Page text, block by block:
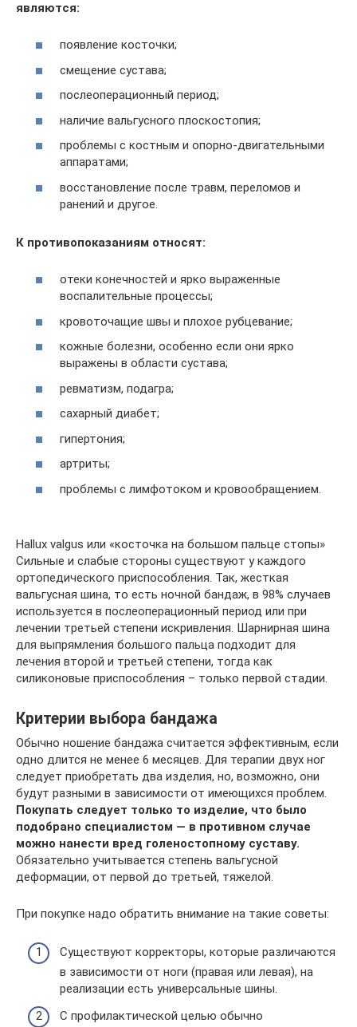
являются:
появление косточки;
смещение сустава;
послеоперационный период;
наличие вальгусного плоскостопия;
проблемы с костным и опорно-двигательными
аппаратами;
восстановление после травм, переломов и
ранений и другое.
К противопоказаниям относят:
отеки конечностей и ярко выраженные
воспалительные процессы;
кровоточащие швы и плохое рубцевание;
кожные болезни, особенно если они ярко
выражены в области сустава;
ревматизм, подагра;
сахарный диабет;
гипертония;
артриты;
проблемы с лимфотоком и кровообращением.
Hallux valgus или «косточка на большом пальце стопы»
Сильные и слабые стороны существуют у каждого
ортопедического приспособления. Так, жесткая
вальгусная шина, то есть ночной бандаж, в 98% случаев
используется в послеоперационный период или при
лечении третьей степени искривления. Шарнирная шина
для выпрямления большого пальца подходит для
лечения второй и третьей степени, тогда как
силиконовые приспособления – только первой стадии.
Критерии выбора бандажа
Обычно ношение бандажа считается эффективным, если
одно длится не менее 6 месяцев. Для терапии двух ног
следует приобретать два изделия, но, возможно, они
будут разными в зависимости от имеющихся проблем.
Покупать следует только то изделие, что было
подобрано специалистом — в противном случае
можно нанести вред голеностопному суставу.
Обязательно учитывается степень вальгусной
деформации, от первой до третьей, тяжелой.
При покупке надо обратить внимание на такие советы:
Существуют корректоры, которые различаются
в зависимости от ноги (правая или левая), на
реализации есть универсальные шины.
С профилактической целью обычно